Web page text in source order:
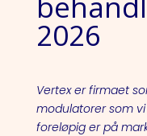
2026
Vertex er firmaet
modulatorer som
foreløpig er på